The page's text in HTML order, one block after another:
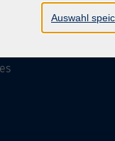
Reihen
Auswahl